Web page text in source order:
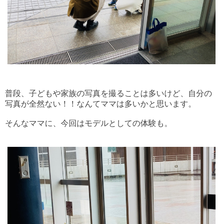
普段、子どもや家族の写真を撮ることは多いけど、自分の
写真が全然ない！！なんてママは多いかと思います。
そんなママに、今回はモデルとしての体験も。